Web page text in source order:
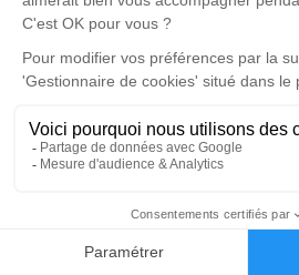
Faire-part
Un service de plantation d’arbre
disponible ici.
Cérémonie religieuse
Église Saint Remi de